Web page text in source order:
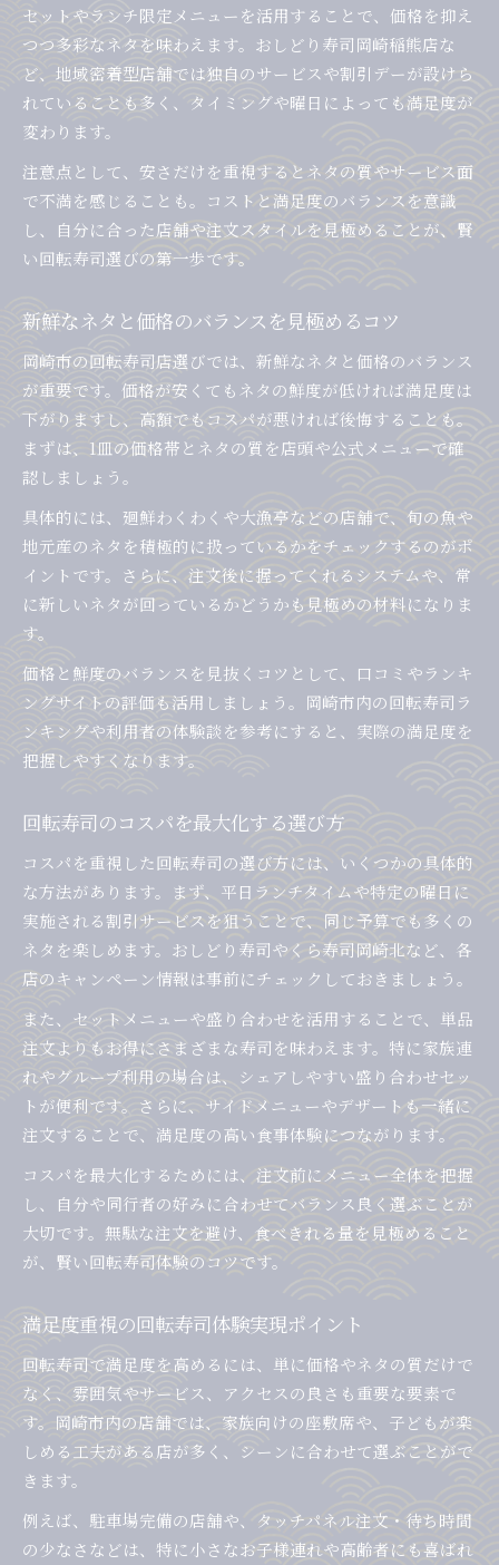
セットやランチ限定メニューを活用することで、価格を抑え
つつ多彩なネタを味わえます。おしどり寿司岡崎稲熊店な
ど、地域密着型店舗では独自のサービスや割引デーが設けら
れていることも多く、タイミングや曜日によっても満足度が
変わります。
注意点として、安さだけを重視するとネタの質やサービス面
で不満を感じることも。コストと満足度のバランスを意識
し、自分に合った店舗や注文スタイルを見極めることが、賢
い回転寿司選びの第一歩です。
新鮮なネタと価格のバランスを見極めるコツ
岡崎市の回転寿司店選びでは、新鮮なネタと価格のバランス
が重要です。価格が安くてもネタの鮮度が低ければ満足度は
下がりますし、高額でもコスパが悪ければ後悔することも。
まずは、1皿の価格帯とネタの質を店頭や公式メニューで確
認しましょう。
具体的には、廻鮮わくわくや大漁亭などの店舗で、旬の魚や
地元産のネタを積極的に扱っているかをチェックするのがポ
イントです。さらに、注文後に握ってくれるシステムや、常
に新しいネタが回っているかどうかも見極めの材料になりま
す。
価格と鮮度のバランスを見抜くコツとして、口コミやランキ
ングサイトの評価も活用しましょう。岡崎市内の回転寿司ラ
ンキングや利用者の体験談を参考にすると、実際の満足度を
把握しやすくなります。
回転寿司のコスパを最大化する選び方
コスパを重視した回転寿司の選び方には、いくつかの具体的
な方法があります。まず、平日ランチタイムや特定の曜日に
実施される割引サービスを狙うことで、同じ予算でも多くの
ネタを楽しめます。おしどり寿司やくら寿司岡崎北など、各
店のキャンペーン情報は事前にチェックしておきましょう。
また、セットメニューや盛り合わせを活用することで、単品
注文よりもお得にさまざまな寿司を味わえます。特に家族連
れやグループ利用の場合は、シェアしやすい盛り合わせセッ
トが便利です。さらに、サイドメニューやデザートも一緒に
注文することで、満足度の高い食事体験につながります。
コスパを最大化するためには、注文前にメニュー全体を把握
し、自分や同行者の好みに合わせてバランス良く選ぶことが
大切です。無駄な注文を避け、食べきれる量を見極めること
が、賢い回転寿司体験のコツです。
満足度重視の回転寿司体験実現ポイント
回転寿司で満足度を高めるには、単に価格やネタの質だけで
なく、雰囲気やサービス、アクセスの良さも重要な要素で
す。岡崎市内の店舗では、家族向けの座敷席や、子どもが楽
しめる工夫がある店が多く、シーンに合わせて選ぶことがで
きます。
例えば、駐車場完備の店舗や、タッチパネル注文・待ち時間
の少なさなどは、特に小さなお子様連れや高齢者にも喜ばれ